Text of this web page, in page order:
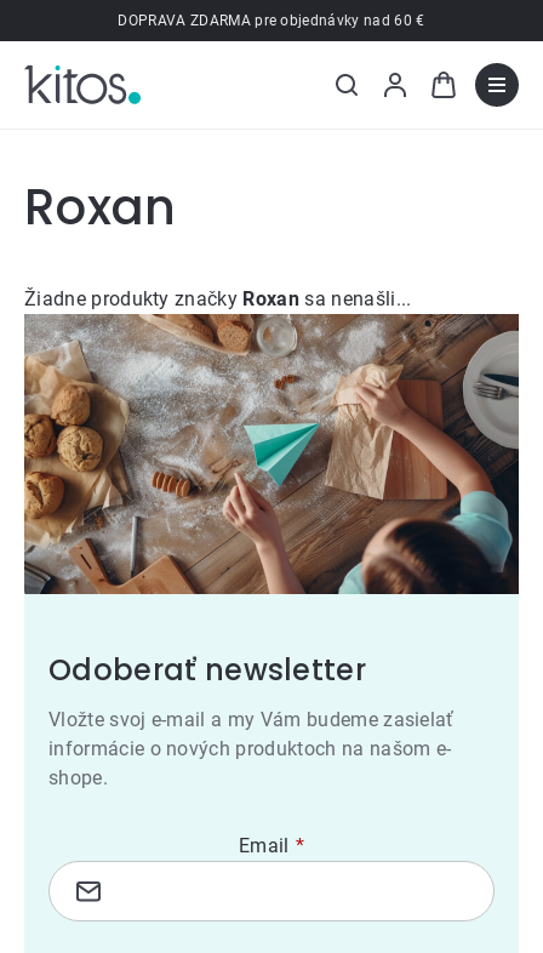
na
obsah
DOPRAVA ZDARMA pre objednávky nad 60 €
Roxan
Žiadne produkty značky Roxansa nenašli...
Odoberať newsletter
Vložte svoj e-mail a my Vám budeme zasielať
informácie o nových produktoch na našom e-
shope.
Email